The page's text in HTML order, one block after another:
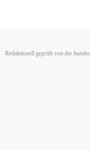
Redaktionell geprüft von der